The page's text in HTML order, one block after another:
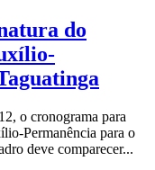
do
o cronograma para
Permanência para o
deve comparecer...